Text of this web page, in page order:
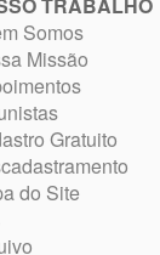
Somos
Missão
Gratuito
do Site